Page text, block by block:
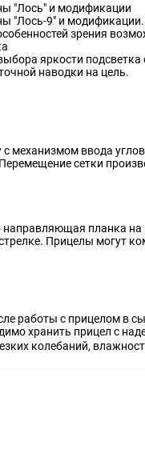
"Лось" и модификации
"Лось-9" и модификации.
зрения
яркости
наводки на цель.
механизмом ввода
сетки
планка
Прицелы
работы с прицелом в
хранить прицел с
колебаний,